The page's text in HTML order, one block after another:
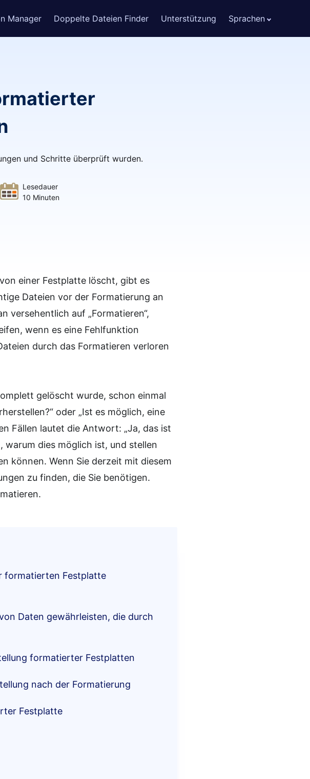
Manager Doppelte Dateien Finder Unterstützung Sprachen
und Schritte überprüft wurden.
Lesedauer
10 Minuten
einer Festplatte löscht, gibt es
Dateien vor der Formatierung an
versehentlich auf „Formatieren“,
wenn es eine Fehlfunktion
durch das Formatieren verloren
gelöscht wurde, schon einmal
oder „Ist es möglich, eine
Fällen lautet die Antwort: „Ja, das ist
warum dies möglich ist, und stellen
können. Wenn Sie derzeit mit diesem
zu finden, die Sie benötigen.
formatierten Festplatte
Daten gewährleisten, die durch
formatierter Festplatten
nach der Formatierung
Festplatte